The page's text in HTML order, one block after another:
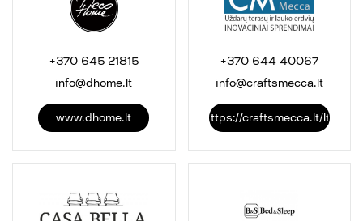
+370 645 21815
info@dhome.lt
www.dhome.lt
+370 644 40067
info@craftsmecca.lt
https://craftsmecca.lt/lt/